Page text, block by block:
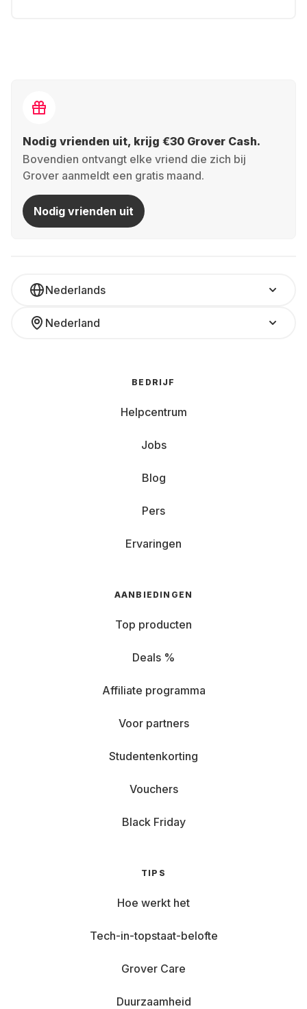
Nodig vrienden uit, krijg €30 Grover Cash.
Bovendien ontvangt elke vriend die zich bij
Grover aanmeldt een gratis maand.
Nodig vrienden uit
Nederlands
Nederland
BEDRIJF
Helpcentrum
Jobs
Blog
Pers
Ervaringen
AANBIEDINGEN
Top producten
Deals %
Affiliate programma
Voor partners
Studentenkorting
Vouchers
Black Friday
TIPS
Hoe werkt het
Tech-in-topstaat-belofte
Grover Care
Duurzaamheid